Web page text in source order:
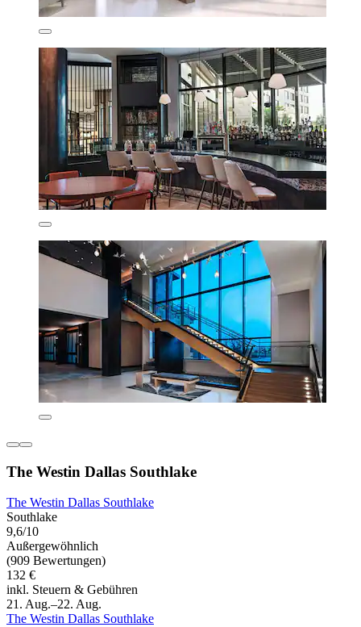
The Westin Dallas Southlake
The Westin Dallas Southlake
Southlake
9,6/10
Außergewöhnlich
(909 Bewertungen)
132 €
inkl. Steuern & Gebühren
21. Aug.–22. Aug.
The Westin Dallas Southlake